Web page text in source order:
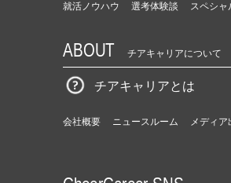
就活ノウハウ 選考体験談 スペシャ
ABOUT チアキャリアについて
チアキャリアとは
会社概要 ニュースルーム メディ